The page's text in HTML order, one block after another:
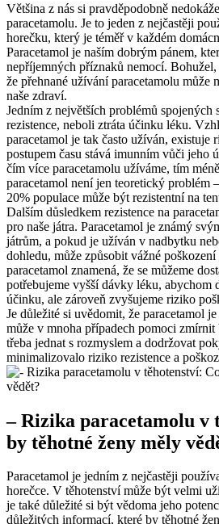
Většina z nás si pravděpodobně
paracetamolu. Je to jeden z nejčastěji
horečku, který je téměř v každém
Paracetamol je naším dobrým pánem,
nepříjemných příznaků nemocí. Bohužel,
že přehnané užívání paracetamolu může
naše zdraví.
Jedním z největších problémů spojených
rezistence, neboli ztráta účinku léku.
paracetamol je tak často užíván, existuje
postupem času stává imunním vůči jeho
čím více paracetamolu užíváme, tím
paracetamol není jen teoretický problém
20% populace může být rezistentní na
Dalším důsledkem rezistence na
pro naše játra. Paracetamol je známý
játrům, a pokud je užíván v nadbytku
dohledu, může způsobit vážné poškození
paracetamol znamená, že se můžeme
potřebujeme vyšší dávky léku, abychom
účinku, ale zároveň zvyšujeme riziko
Je důležité si uvědomit, že paracetamol
může v mnoha případech pomoci
třeba jednat s rozmyslem a dodržovat
minimalizovalo riziko rezistence a
– Rizika paracetamolu v
by těhotné ženy měly
Paracetamol je jedním z nejčastěji
horečce. V těhotenství může být velmi
je také důležité si být vědoma jeho
důležitých informací, které by těhotné